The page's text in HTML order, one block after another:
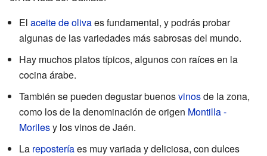
El aceite de olivaes fundamental, y podrás probar
algunas de las variedades más sabrosas del mundo.
Hay muchos platos típicos, algunos con raíces en la
cocina árabe.
También se pueden degustar buenosvinosde la zona,
como los de la denominación de origen Montilla -
Morilesy los vinos de Jaén.
La reposteríaes muy variada y deliciosa, con dulces